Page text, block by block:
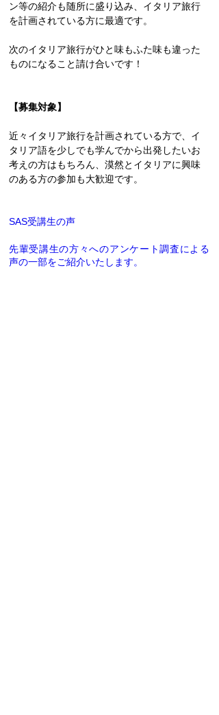
ン等の紹介も随所に盛り込み、イタリア旅行
を計画されている方に最適です。
次のイタリア旅行がひと味もふた味も違った
ものになること請け合いです！
【募集対象】
近々イタリア旅行を計画されている方で、イ
タリア語を少しでも学んでから出発したいお
考えの方はもちろん、漠然とイタリアに興味
のある方の参加も大歓迎です。
SAS受講生の声
先輩受講生の方々へのアンケート調査による
声の一部をご紹介いたします。